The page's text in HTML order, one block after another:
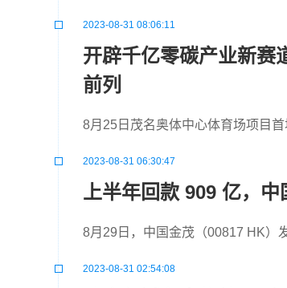
2023-08-31 08:06:11
开辟千亿零碳产业新赛
前列
8月25日茂名奥体中心体育场项目
2023-08-31 06:30:47
上半年回款 909 亿，
8月29日，中国金茂（00817 HK）
2023-08-31 02:54:08